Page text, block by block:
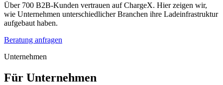
Über 700 B2B-Kunden vertrauen auf ChargeX. Hier zeigen wir,
wie Unternehmen unterschiedlicher Branchen ihre Ladeinfrastruktur
aufgebaut haben.
Beratung anfragen
Unternehmen
Für Unternehmen